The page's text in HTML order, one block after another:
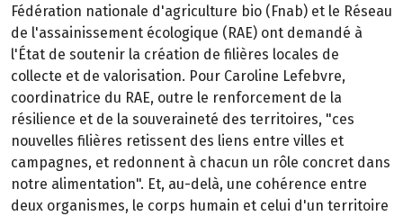
Fédération nationale d'agriculture bio (Fnab) et le Réseau
de l'assainissement écologique (RAE) ont demandé à
l'État de soutenir la création de filières locales de
collecte et de valorisation. Pour Caroline Lefebvre,
coordinatrice du RAE, outre le renforcement de la
résilience et de la souveraineté des territoires, "ces
nouvelles filières retissent des liens entre villes et
campagnes, et redonnent à chacun un rôle concret dans
notre alimentation". Et, au-delà, une cohérence entre
deux organismes, le corps humain et celui d'un territoire